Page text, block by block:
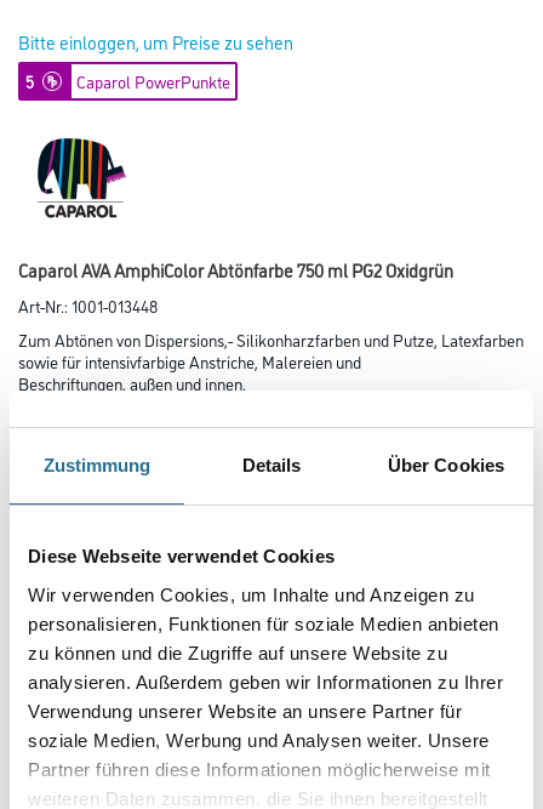
Zustimmung Details Über Cookies
Diese Webseite verwendet Cookies
Wir verwenden Cookies, um Inhalte und Anzeigen zu
personalisieren, Funktionen für soziale Medien anbieten
zu können und die Zugriffe auf unsere Website zu
analysieren. Außerdem geben wir Informationen zu Ihrer
Verwendung unserer Website an unsere Partner für
soziale Medien, Werbung und Analysen weiter. Unsere
Partner führen diese Informationen möglicherweise mit
weiteren Daten zusammen, die Sie ihnen bereitgestellt
Bitte einloggen, um Preise zu sehen
5 Caparol PowerPunkte
Caparol AVA AmphiColor Abtönfarbe 750 ml PG2 Oxidgrün
Art-Nr.:1001-013448
Zum Abtönen von Dispersions,- Silikonharzfarben und Putze, Latexfarben
sowie für intensivfarbige Anstriche, Malereien und
Beschriftungen, außen und innen.
Farbtonbezeichnung
Gebinde
Umrechnungsfaktoren